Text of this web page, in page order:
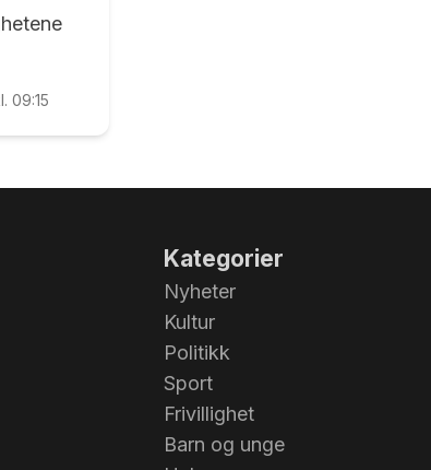
og
av
09:15
Kategorier
Nyheter
Kultur
Politikk
Sport
Frivillighet
Barn og unge